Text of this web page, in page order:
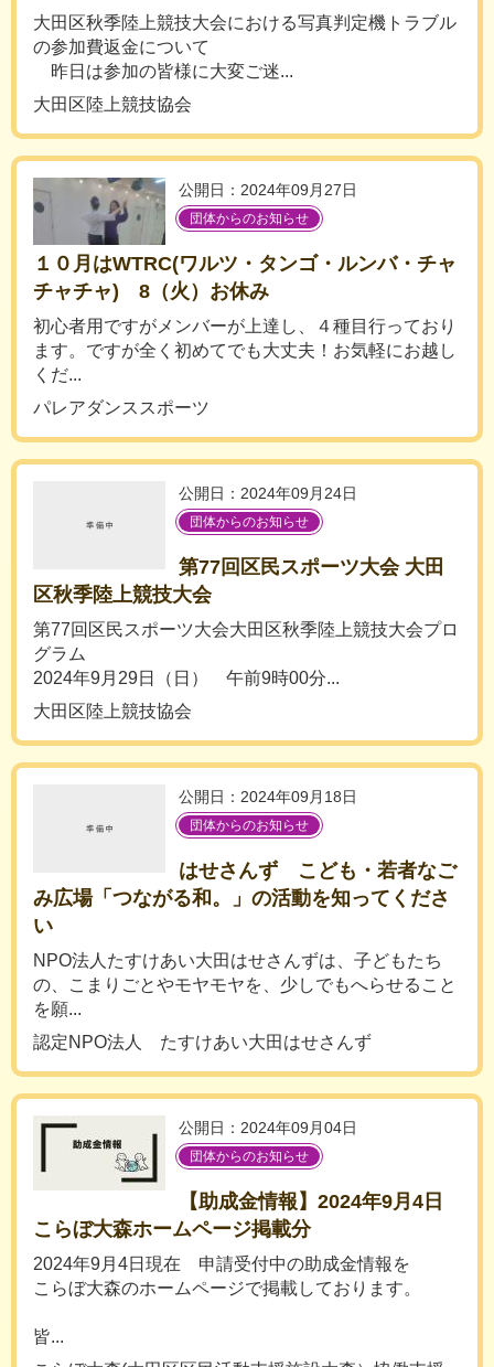
大田区秋季陸上競技大会における写真判定機トラブル
の参加費返金について
昨日は参加の皆様に大変ご迷...
大田区陸上競技協会
公開日：2024年09月27日
団体からのお知らせ
１０月はWTRC(ワルツ・タンゴ・ルンバ・チャ
チャチャ) 8（火）お休み
初心者用ですがメンバーが上達し、４種目行っており
ます。ですが全く初めてでも大丈夫！お気軽にお越し
くだ...
パレアダンススポーツ
公開日：2024年09月24日
団体からのお知らせ
第77回区民スポーツ大会 大田
区秋季陸上競技大会
第77回区民スポーツ大会大田区秋季陸上競技大会プロ
グラム
2024年9月29日（日） 午前9時00分...
大田区陸上競技協会
公開日：2024年09月18日
団体からのお知らせ
はせさんず こども・若者なご
み広場「つながる和。」の活動を知ってくださ
い
NPO法人たすけあい大田はせさんずは、子どもたち
の、こまりごとやモヤモヤを、少しでもへらせること
を願...
認定NPO法人 たすけあい大田はせさんず
公開日：2024年09月04日
団体からのお知らせ
【助成金情報】2024年9月4日
こらぼ大森ホームページ掲載分
2024年9月4日現在 申請受付中の助成金情報を
こらぼ大森のホームページで掲載しております。
皆...